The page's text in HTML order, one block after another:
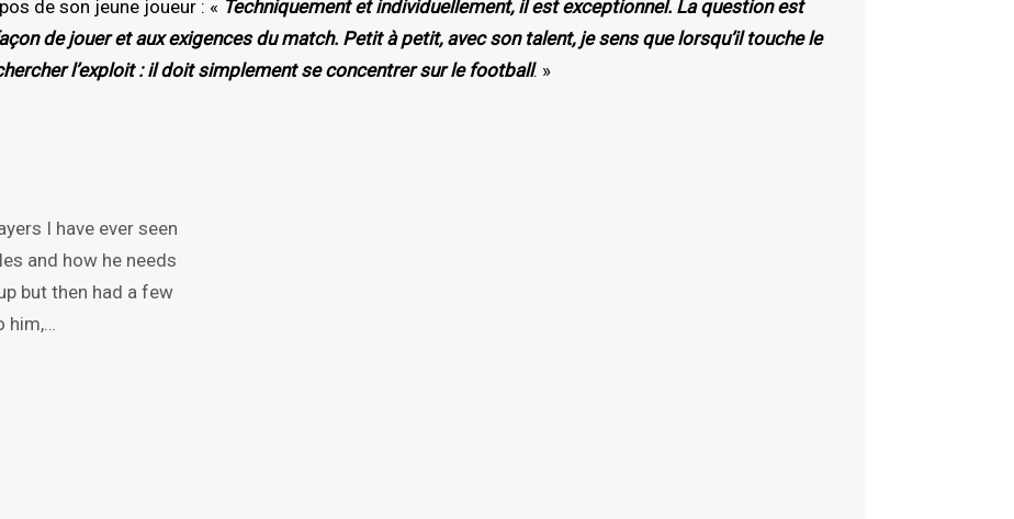
de son jeune joueur : « Techniquement et individuellement, il est exceptionnel. La question est
de jouer et aux exigences du match. Petit à petit, avec son talent, je sens que lorsqu’il touche le
l’exploit : il doit simplement se concentrer sur le football. »
I have ever seen
and how he needs
but then had a few
him,…